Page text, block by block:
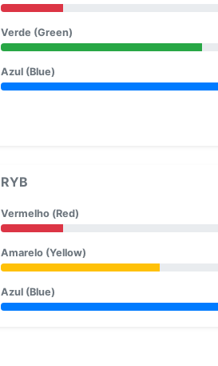
Verde (Green)
Azul (Blue)
RYB
Vermelho (Red)
Amarelo (Yellow)
Azul (Blue)